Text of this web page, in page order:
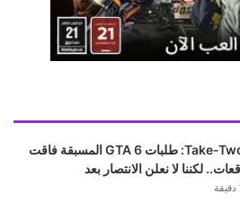
رئيس Take-Two: طلبات GTA 6 المسبقة فاقت
لكننا لا نعلن الانتصار بعد